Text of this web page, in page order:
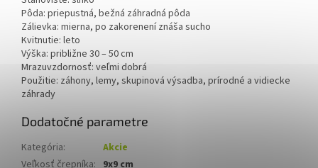
Pôda: priepustná, bežná záhradná pôda
Zálievka: mierna, po zakorenení znáša sucho
Kvitnutie: leto
Výška: približne 30 – 50 cm
Mrazuvzdornosť: veľmi dobrá
Použitie: záhony, lemy, skupinová výsadba, prírodné a vidiecke
záhrady
Dodatočné parametre
Kategória:
Akcie
Veľkosť črepníka: 9x9 cm